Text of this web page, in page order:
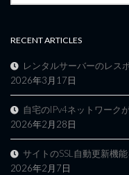
RECENT ARTICLES
レンタルサーバーのレス
2026年3月17日
自宅のIPv4ネットワーク
2026年2月28日
サイトのSSL自動更新機
2026年2月7日